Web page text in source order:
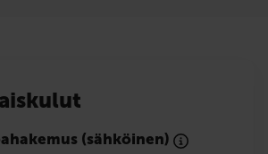
(sähköinen)